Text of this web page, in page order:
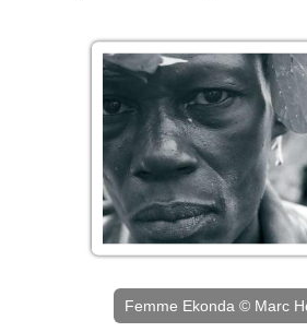
Femme Ekonda © Marc